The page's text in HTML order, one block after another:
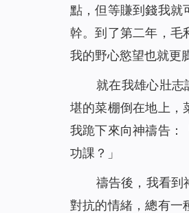
48 不會扶持幫助弟兄姊
撒瑪利亞婦人的聰明
50 防備法利賽人和撒都
點，但等賺到錢我就
幹。到了第二年，毛
我的野心慾望也就
就在我雄心壯
堪的菜棚倒在地上，
我跪下來向神禱告：
功課？」
禱告後，我看到
對抗的情緒，總有一